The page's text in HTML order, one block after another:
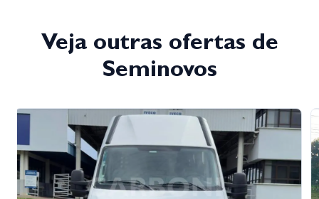
Veja outras ofertas de
Seminovos